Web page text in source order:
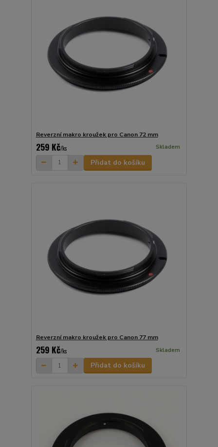
Reverzní makro kroužek pro Canon 72 mm
259 Kč/ks Skladem
Přidat do košíku
Reverzní makro kroužek pro Canon 77 mm
259 Kč/ks Skladem
Přidat do košíku